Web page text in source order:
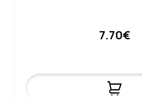
7.70€